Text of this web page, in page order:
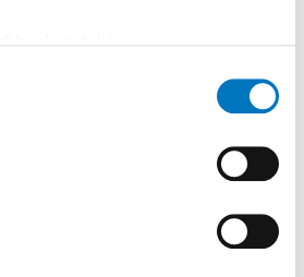
být přesné na několik metrů
charakteristiky (otisk prstu)
zpracováváme vaše osobní
změnit nebo odvolat v